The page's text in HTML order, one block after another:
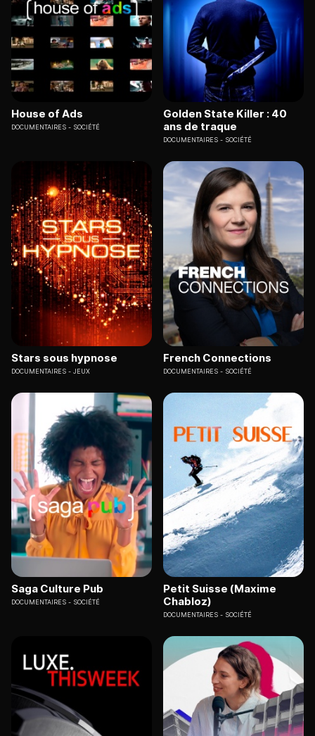
House of Ads
DOCUMENTAIRES SOCIÉTÉ
Golden State Killer : 40
ans de traque
DOCUMENTAIRES SOCIÉTÉ
Stars sous hypnose
DOCUMENTAIRES JEUX
French Connections
DOCUMENTAIRES SOCIÉTÉ
Saga Culture Pub
DOCUMENTAIRES SOCIÉTÉ
Petit Suisse (Maxime
Chabloz)
DOCUMENTAIRES SOCIÉTÉ